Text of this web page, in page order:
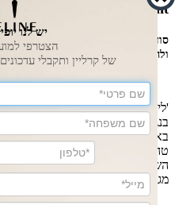
Lip & Cheek Tint
סוד המראה הצעיר של המאפרים
ולחיים.
'ליפ טינט' מעניק לעורך את גוון
בנגיעות קלות ובתוך כמה שניות.
באריזה קומפקטית ונוחה לשימוש,
טהורים של אדום, שמנים ממקור
השפתיים והלחיים ומותיר גוון
מגע קל של קסם המאיר את הפנים
יש לנו
הצטרפי
של קרליין ותקבלי